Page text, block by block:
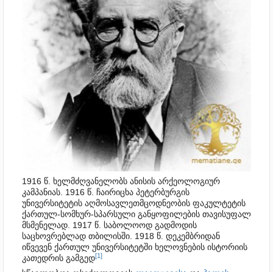
1916 წ. ხელმძღვანელობს ანისის არქეოლოგიურ
კამპანიას. 1916 წ. ჩაირიცხა პეტერბურგის
უნივერსიტეტის აღმოსავლეთმცოდნეობის ფაკულტეტის
ქართულ-სომხურ-სპარსული განყოფილების თავისუფალ
მსმენელად. 1917 წ. საბოლოოდ გადმოდის
საცხოვრებლად თბილისში. 1918 წ. დეკემბრიდან
იწვევენ ქართულ უნივერსიტეტში ხელოვნების ისტორიის
კათედრის გამგედ[1]